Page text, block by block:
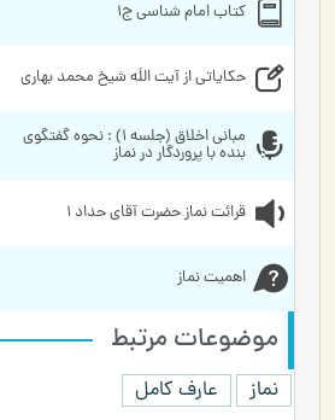
کتاب امام شناسی ج1
حکاياتي از آيت اللَه شيخ محمد بهاري
بنده با پروردگار در نماز
قرائت نماز حضرت آقای حداد 1
اهميت نماز
موضوعات مرتبط
نماز عارف کامل